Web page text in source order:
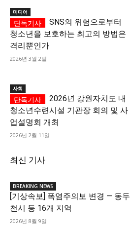
미디어
SNS의 위험으로부터
청소년을 보호하는 최고의 방법은
격리뿐인가
2026년 3월 2일
사회
2026년 강원자치도 내
청소년수련시설 기관장 회의 및 사
업설명회 개최
2026년 2월 11일
최신 기사
BREAKING NEWS
[기상속보] 폭염주의보 변경 — 동두
천시 등 16개 지역
2026년 8월 9일